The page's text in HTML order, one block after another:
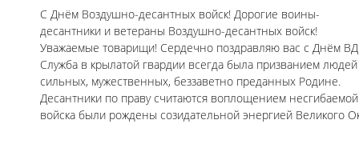
С Днём Воздушно-десантных войск! Дорогие воины-
десантники и ветераны Воздушно-десантных войск!
Уважаемые товарищи! Сердечно поздравляю вас с Днём
Служба в крылатой гвардии всегда была призванием людей
сильных, мужественных, беззаветно преданных Родине.
Десантники по праву считаются воплощением
войска были рождены созидательной энергией Великого